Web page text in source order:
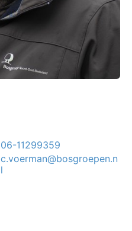
06-11299359
c.voerman@bosgroepen.n
l